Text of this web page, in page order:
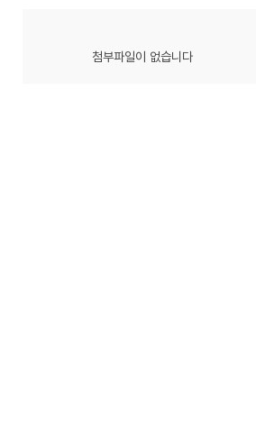
첨부파일이 없습니다